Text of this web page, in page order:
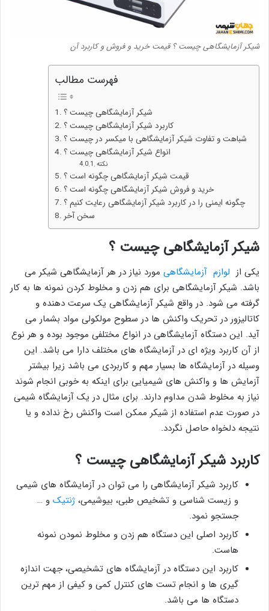
شیکر آزمایشگاهی چیست ؟ قیمت خرید و فروش و کاربرد آن
فهرست مطالب
شیکر آزمایشگاهی چیست ؟
کاربرد شیکر آزمایشگاهی چیست ؟
شباهت و تفاوت شیکر آزمایشگاهی با میکسر در چیست ؟
انواع شیکر آزمایشگاهی چیست ؟
نکته
قیمت شیکر آزمایشگاهی چگونه است ؟
خرید و فروش شیکر آزمایشگاهی چگونه است ؟
چگونه ایمنی را در کاربرد شیکر آزمایشگاهی رعایت کنیم ؟
سخن آخر
شیکر آزمایشگاهی چیست ؟
یکی از لوازم آزمایشگاهی مورد نیاز در هر آزمایشگاهی شیکر می
باشد. شیکر آزمایشگاهی برای هم زدن و مخلوط کردن نمونه ها به کار
گرفته می شود. در واقع شیکر آزمایشگاهی یک سرعت دهنده و
کاتالیزور در تحریک واکنش ها در سطوح مولکولی مواد بشمار می
آید. این دستگاه آزمایشگاهی در انواع مختلفی موجود بوده و هر نوع
از آن کاربرد ویژه ای در آزمایشگاه های مختلف دارا می باشد. این
وسیله در آزمایشگاه ها بسیار مهم و کاربردی می باشد زیرا بیشتر
آزمایش ها و واکنش های شیمیایی برای اینکه به خوبی انجام شوند
نیاز به مخلوط شدن مداوم دارند. برای مثال در یک آزمایشگاه شیمی
در صورت عدم استفاده از شیکر ممکن است واکنش رخ نداده و یا
نتیجه دلخواه حاصل نگردد.
کاربرد شیکر آزمایشگاهی چیست ؟
کاربرد شیکر آزمایشگاهی را می توان در آزمایشگاه های شیمی
و زیست شناسی و تشخیص طبی، بیوشیمی، ژنتیک و …
جستجو نمود.
کاربرد اصلی این دستگاه هم زدن و مخلوط نمودن نمونه
هاست.
کاربرد این دستگاه در آزمایشگاه های تشخیصی، جهت اندازه
گیری ها و انجام تست های کنترل کمی و کیفی از مهم ترین
دستگاه ها می باشد.